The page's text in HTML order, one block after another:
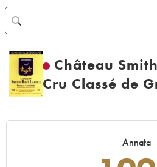
Château
Cru Classé de
Annata